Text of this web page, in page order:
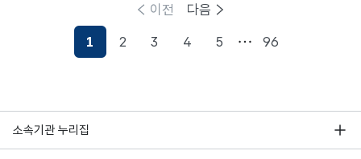
이전
현재페이지
1 2 3 4 5 96
다음
소속기관 누리집